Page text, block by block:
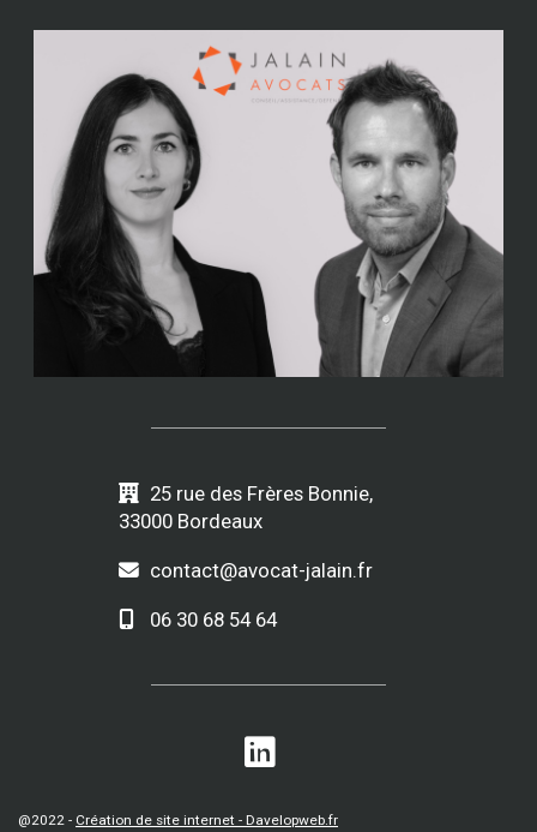
25 rue des Frères Bonnie,
33000 Bordeaux
contact@avocat-jalain.fr
06 30 68 54 64
@2022 - Création de site internet - Davelopweb.fr